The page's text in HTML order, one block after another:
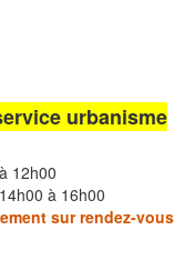
urbanisme
12h00
à 16h00
sur rendez-vous